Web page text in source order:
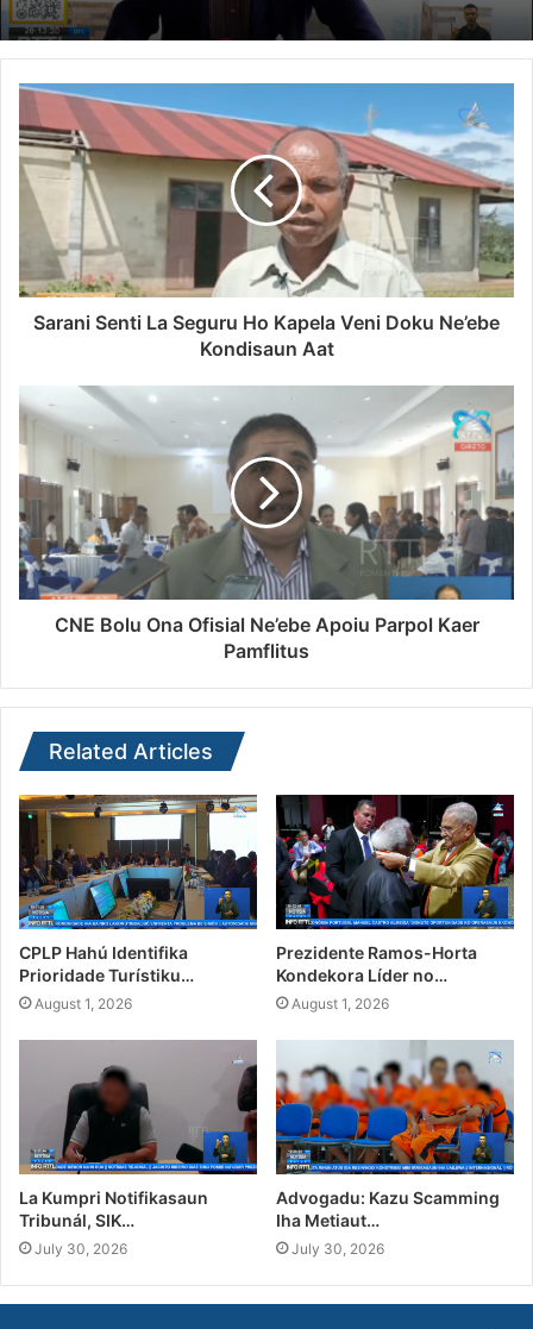
Sarani Senti La Seguru Ho Kapela Veni Doku Ne’ebe
Kondisaun Aat
CNE Bolu Ona Ofisial Ne’ebe Apoiu Parpol Kaer
Pamflitus
Related Articles
CPLP Hahú Identifika
Prioridade Turístiku…
August 1, 2026
Prezidente Ramos-Horta
Kondekora Líder no…
August 1, 2026
La Kumpri Notifikasaun
Tribunál, SIK…
July 30, 2026
Advogadu: Kazu Scamming
Iha Metiaut…
July 30, 2026